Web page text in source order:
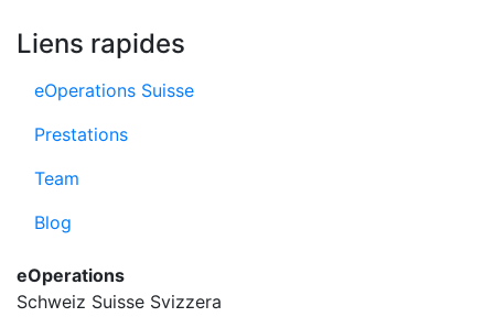
eOperations
Schweiz Suisse Svizzera
Liens rapides
eOperations Suisse
Prestations
Team
Blog